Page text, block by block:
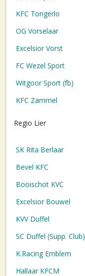
KFC Tongerlo
OG Vorselaar
Excelsior Vorst
FC Wezel Sport
Witgoor Sport (fb)
KFC Zammel
Regio Lier
SK Rita Berlaar
Bevel KFC
Booischot KVC
Excelsior Bouwel
KVV Duffel
SC Duffel (Supp. Club)
K.Racing Emblem
Hallaar KFCM